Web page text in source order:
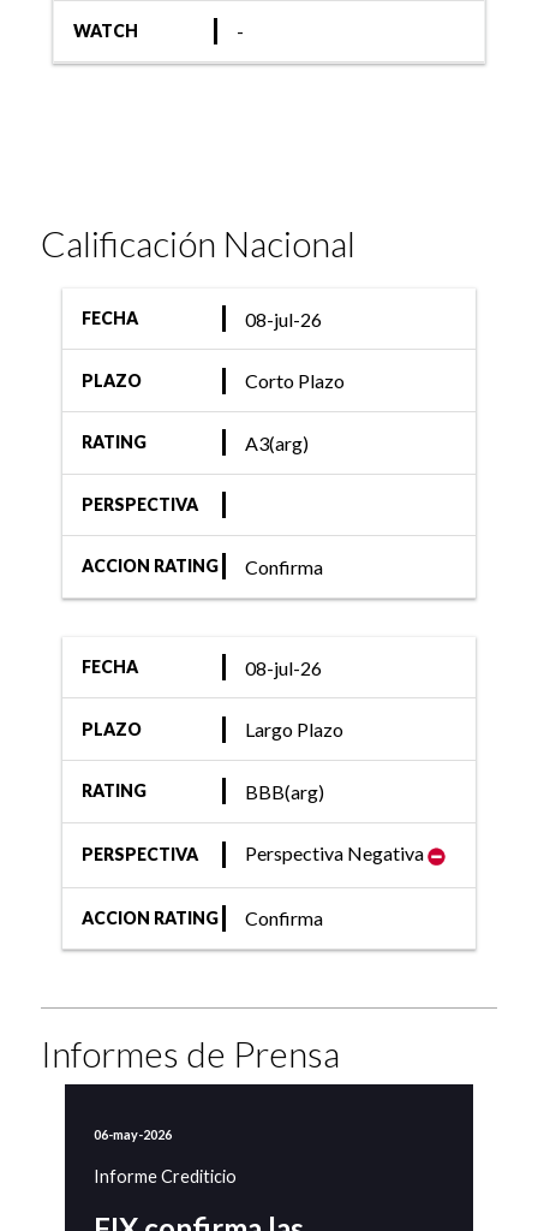
WATCH -
Calificación Nacional
FECHA 08-jul-26
PLAZO Corto Plazo
RATING A3(arg)
PERSPECTIVA
ACCION RATING Confirma
FECHA 08-jul-26
PLAZO Largo Plazo
RATING BBB(arg)
PERSPECTIVA Perspectiva Negativa
ACCION RATING Confirma
Informes de Prensa
06-may-2026
Informe Crediticio